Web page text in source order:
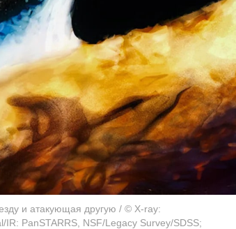
и атакующая другую / © X-ray:
PanSTARRS, NSF/Legacy Survey/SDSS;